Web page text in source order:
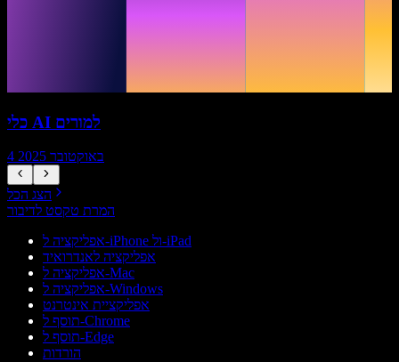
כלי AI למורים
4 באוקטובר 2025
הצג הכל
המרת טקסט לדיבור
אפליקציה ל-iPhone ול-iPad
אפליקציה לאנדרואיד
אפליקציה ל-Mac
אפליקציה ל-Windows
אפליקציית אינטרנט
תוסף ל-Chrome
תוסף ל-Edge
הורדות